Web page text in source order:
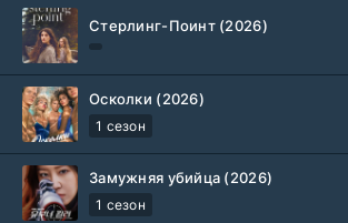
Стерлинг-Поинт (2026)
Осколки (2026)
1 сезон
Замужняя убийца (2026)
1 сезон